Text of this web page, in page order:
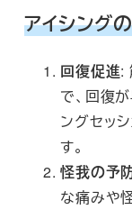
アイシング
回復促進:
で、回復
ングセッ
す。
怪我の予
な痛みや